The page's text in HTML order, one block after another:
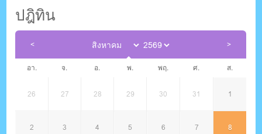
ปฎิทิน
อา. จ. อ. พ. พฤ. ศ. ส.
26 27 28 29 30 31 1
2 3 4 5 6 7 8